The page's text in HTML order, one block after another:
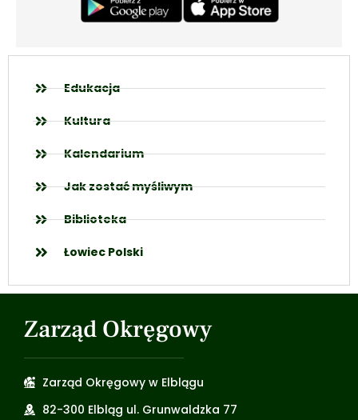
Edukacja
Kultura
Kalendarium
Jak zostać myśliwym
Biblioteka
Łowiec Polski
Zarząd Okręgowy
Zarząd Okręgowy w Elblągu
82-300 Elbląg ul. Grunwaldzka 77